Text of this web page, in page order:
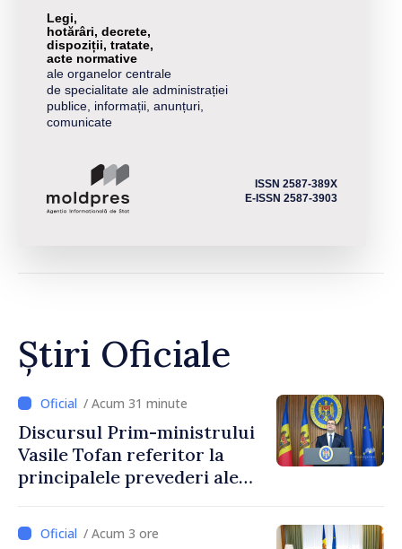
Legi,
hotărâri, decrete,
dispoziții, tratate,
acte normative
ale organelor centrale
de specialitate ale administrației
publice, informații, anunțuri,
comunicate
ISSN 2587-389X
E-ISSN 2587-3903
Știri Oficiale
/ Acum 31 minute
Discursul Prim-ministrului
Vasile Tofan referitor la
principalele prevederi ale
2027
/ Acum 3 ore